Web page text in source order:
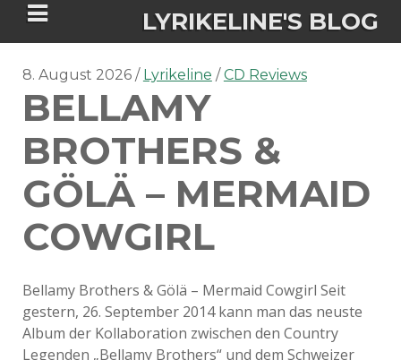
LYRIKELINE'S BLOG
Tania Morgan's Blog über alles, was
sie im Leben bewegt.
ÜBER DIE AUTORIN
IGASHO UND CHIMALIS KAYA
NIEMALS FÜR IMMER (ROMAN)
NIGHTMARES
BÜCHERSHOPS
DATENSCHUTZERKLÄRUNG
IMPRESSUM
8. August 2026 Lyrikeline CD Reviews
BELLAMY
BROTHERS &
GÖLÄ – MERMAID
COWGIRL
Bellamy Brothers & Gölä – Mermaid Cowgirl Seit
gestern, 26. September 2014 kann man das neuste
Album der Kollaboration zwischen den Country
Legenden „Bellamy Brothers“ und dem Schweizer